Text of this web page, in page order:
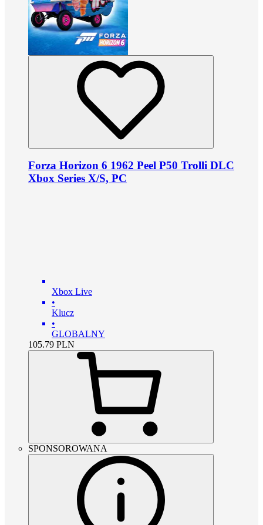
Forza Horizon 6 1962 Peel P50 Trolli DLC
Xbox Series X/S, PC
Xbox Live
•
Klucz
•
GLOBALNY
105.79 PLN
SPONSOROWANA